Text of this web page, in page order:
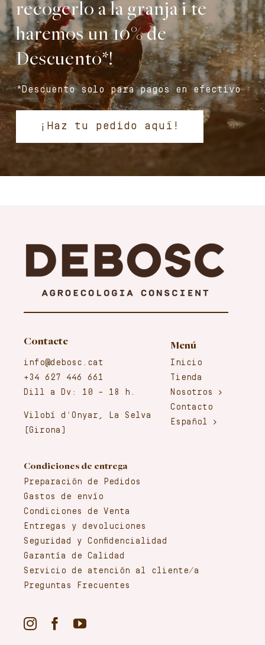
recogerlo a la granja i te
haremos un 10% de
Descuento*!
*Descuento solo para pagos en efectivo
¡Haz tu pedido aquí!
Menú
Inicio
Tienda
Nosotros
Contacto
Español
Contacte
info@debosc.cat
+34 627 446 661
Dill a Dv: 10 – 18 h.
Vilobí d’Onyar, La Selva
(Girona)
Condiciones de entrega
Preparación de Pedidos
Gastos de envío
Condiciones de Venta
Entregas y devoluciones
Seguridad y Confidencialidad
Garantía de Calidad
Servicio de atención al cliente/a
Preguntas Frecuentes